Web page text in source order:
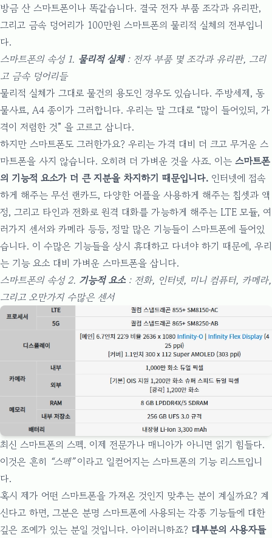
방금 산 스마트폰이나 똑같습니다. 결국 전자 부품 조각과 유리판,
그리고 금속 덩어리가 100만원 스마트폰의 물리적 실체의 전부입니
다.
스마트폰의 속성 1. 물리적 실체: 전자 부품 몇 조각과 유리판, 그리
고 금속 덩어리들
물리적 실체가 그대로 물건의 용도인 경우도 있습니다. 주방세제, 동
물사료, A4 종이가 그러합니다. 우리는 말 그대로 “많이 들어있되, 가
격이 저렴한 것” 을 고르고 삽니다.
하지만 스마트폰도 그러한가요? 우리는 가격 대비 더 크고 무거운 스
마트폰을 사지 않습니다. 오히려 더 가벼운 것을 사죠. 이는 스마트폰
의 기능적 요소가 더 큰 지분을 차지하기 때문입니다. 인터넷에 접속
하게 해주는 무선 랜카드, 다양한 어플을 사용하게 해주는 칩셋과 액
정, 그리고 타인과 전화로 원격 대화를 가능하게 해주는 LTE 모듈, 여
러가지 센서와 카메라 등등, 정말 많은 기능들이 스마트폰에 들어있
습니다. 이 수많은 기능들을 상시 휴대하고 다녀야 하기 때문에, 우리
는 기능 요소 대비 가벼운 스마트폰을 삽니다.
스마트폰의 속성 2. 기능적 요소: 전화, 인터넷, 미니 컴퓨터, 카메라,
그리고 오만가지 수많은 센서
최신 스마트폰의 스펙. 이제 전문가나 매니아가 아니면 읽기 힘들다.
이것은 흔히 “스펙”이라고 일컫어지는 스마트폰의 기능 리스트입니
다.
혹시 제가 어떤 스마트폰을 가져온 것인지 맞추는 분이 계실까요? 계
신다고 하면, 그분은 분명 스마트폰에 사용되는 각종 기능들에 대한
깊은 조예가 있는 분일 것입니다. 아이러니하죠? 대부분의 사용자들